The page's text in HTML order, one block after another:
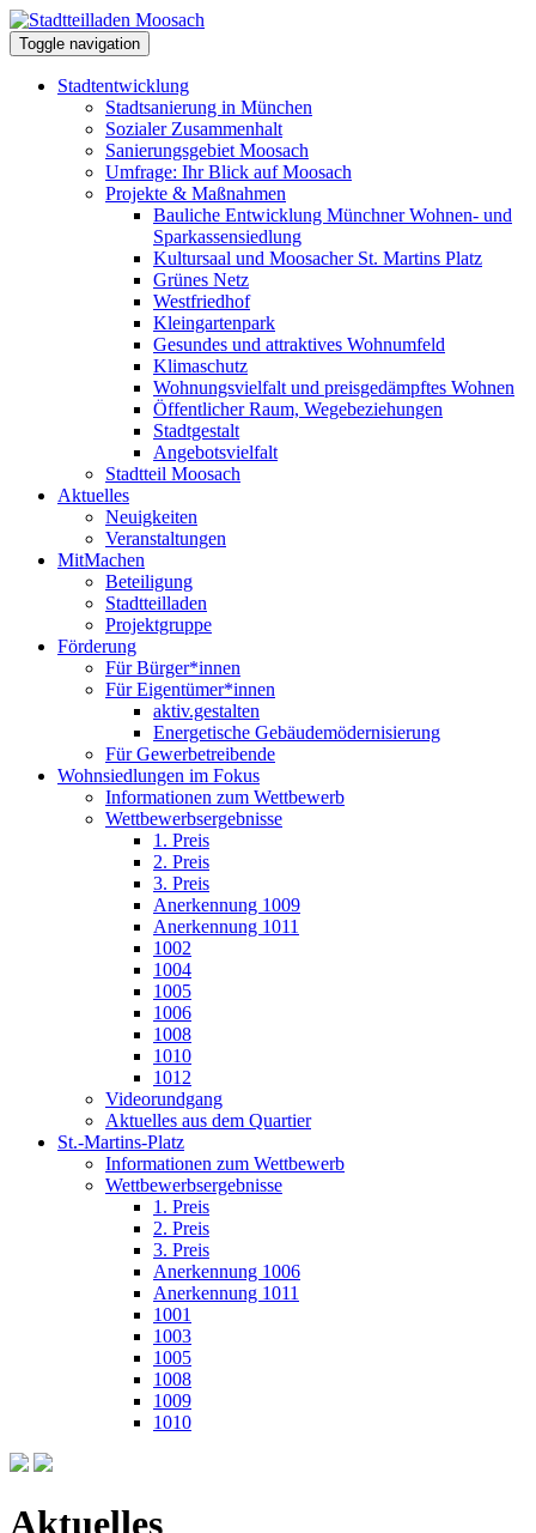
Toggle navigation
Stadtentwicklung
Stadtsanierung in München
Sozialer Zusammenhalt
Sanierungsgebiet Moosach
Umfrage: Ihr Blick auf Moosach
Projekte & Maßnahmen
Bauliche Entwicklung Münchner Wohnen- und
Sparkassensiedlung
Kultursaal und Moosacher St. Martins Platz
Grünes Netz
Westfriedhof
Kleingartenpark
Gesundes und attraktives Wohnumfeld
Klimaschutz
Wohnungsvielfalt und preisgedämpftes Wohnen
Öffentlicher Raum, Wegebeziehungen
Stadtgestalt
Angebotsvielfalt
Stadtteil Moosach
Aktuelles
Neuigkeiten
Veranstaltungen
MitMachen
Beteiligung
Stadtteilladen
Projektgruppe
Förderung
Für Bürger*innen
Für Eigentümer*innen
aktiv.gestalten
Energetische Gebäudemödernisierung
Für Gewerbetreibende
Wohnsiedlungen im Fokus
Informationen zum Wettbewerb
Wettbewerbsergebnisse
1. Preis
2. Preis
3. Preis
Anerkennung 1009
Anerkennung 1011
1002
1004
1005
1006
1008
1010
1012
Videorundgang
Aktuelles aus dem Quartier
St.-Martins-Platz
Informationen zum Wettbewerb
Wettbewerbsergebnisse
1. Preis
2. Preis
3. Preis
Anerkennung 1006
Anerkennung 1011
1001
1003
1005
1008
1009
1010
Aktuelles